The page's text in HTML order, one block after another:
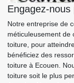
Engagez-
Notre entreprise de
méticuleusement de
toiture, pour
bénéficiez des
toiture à Ecouen.
toiture soit le plus